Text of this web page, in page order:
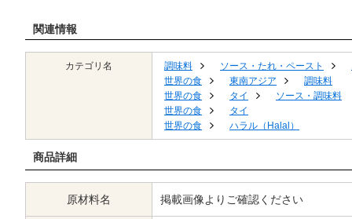
関連情報
カテゴリ名 調味料 ソース・たれ・ペースト
世界の食
東南アジア
調味料
世界の食
タイ
ソース・調味料
世界の食
タイ
世界の食
ハラル（Halal）
商品詳細
原材料名 掲載画像よりご確認ください